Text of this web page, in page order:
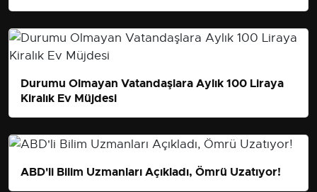
Durumu Olmayan Vatandaşlara Aylık 100 Liraya
Kiralık Ev Müjdesi
ABD'li Bilim Uzmanları Açıkladı, Ömrü Uzatıyor!